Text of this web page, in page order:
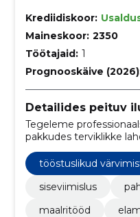
Krediidiskoor:
Maineskoor: 2350
Töötajaid: 1
Prognooskäive
Detailides peituv
Tegeleme
pakkudes terviklikke
äripindadele.
tööstuslikud
siseviimislus
maalritööd